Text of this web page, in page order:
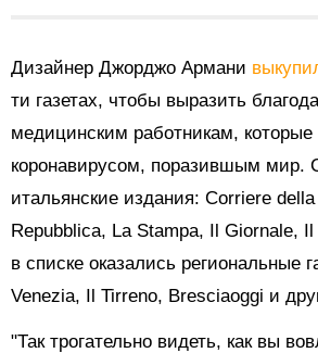
Дизайнер Джорджо Армани
ти газетах, чтобы выразить
медицинским работникам,
коронавирусом, поразившым мир.
итальянские издания: Corriere
Repubblica, La Stampa, Il Giornale,
в списке оказались региональные
Venezia, Il Tirreno, Bresciaoggi и
"Так трогательно видеть, как вы